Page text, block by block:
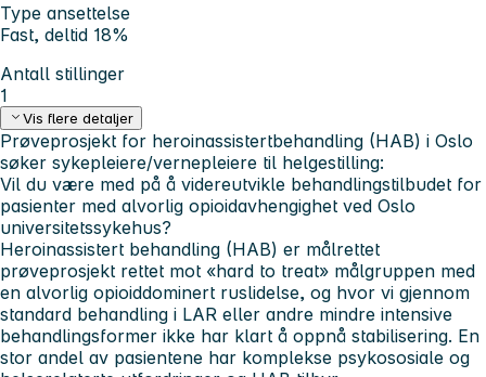
Type ansettelse
Fast, deltid 18%
Antall stillinger
1
Vis flere detaljer
Prøveprosjekt for heroinassistertbehandling (HAB) i Oslo
søker sykepleiere/vernepleiere til helgestilling:
Vil du være med på å videreutvikle behandlingstilbudet for
pasienter med alvorlig opioidavhengighet ved Oslo
universitetssykehus?
Heroinassistert behandling (HAB) er målrettet
prøveprosjekt rettet mot «hard to treat» målgruppen med
en alvorlig opioiddominert ruslidelse, og hvor vi gjennom
standard behandling i LAR eller andre mindre intensive
behandlingsformer ikke har klart å oppnå stabilisering. En
stor andel av pasientene har komplekse psykososiale og